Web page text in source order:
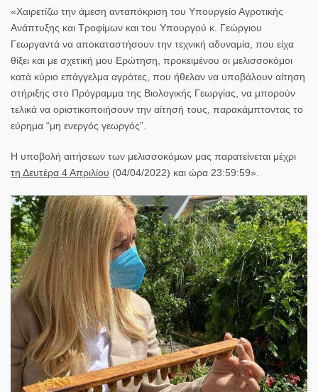
«Χαιρετίζω την άμεση ανταπόκριση του Υπουργείο Αγροτικής
Ανάπτυξης και Τροφίμων και του Υπουργού κ. Γεώργιου
Γεωργαντά να αποκαταστήσουν την τεχνική αδυναμία, που είχα
θίξει και με σχετική μου Ερώτηση, προκειμένου οι μελισσοκόμοι
κατά κύριο επάγγελμα αγρότες, που ήθελαν να υποβάλουν αίτηση
στήριξης στο Πρόγραμμα της Βιολογικής Γεωργίας, να μπορούν
τελικά να οριστικοποιήσουν την αίτησή τους, παρακάμπτοντας το
εύρημα “μη ενεργός γεωργός”.
Η υποβολή αιτήσεων των μελισσοκόμων μας παρατείνεται μέχρι
τη Δευτέρα 4 Απριλίου (04/04/2022) και ώρα 23:59:59».